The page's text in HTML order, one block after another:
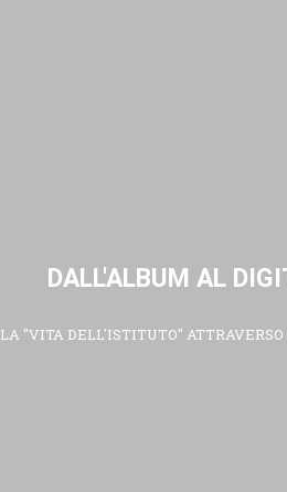
DALL'ALBUM AL
LA "VITA DELL'ISTITUTO"